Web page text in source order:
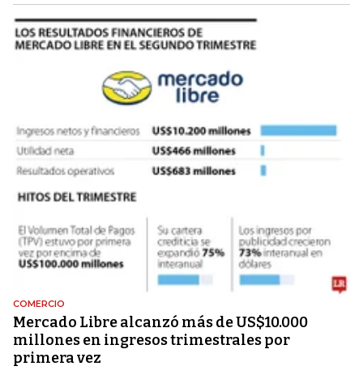
COMERCIO
Mercado Libre alcanzó más de US$10.000
millones en ingresos trimestrales por
primera vez